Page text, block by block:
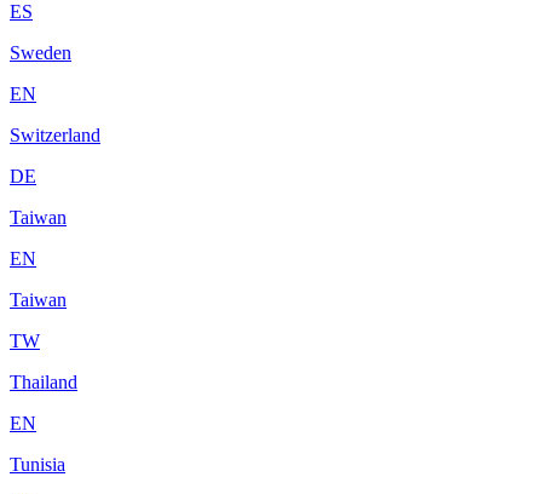
ES
Sweden
EN
Switzerland
DE
Taiwan
EN
Taiwan
TW
Thailand
EN
Tunisia